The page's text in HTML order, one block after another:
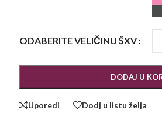
ODABERITE VELIČINU ŠXV
DODAJ U
Uporedi Dodj u listu želja